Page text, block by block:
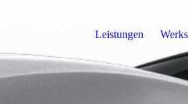
Leistungen